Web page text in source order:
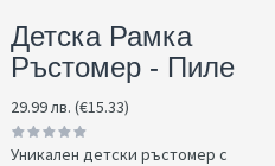
Детска Рамка
Ръстомер - Пиле
29.99 лв. (€15.33)
Уникален детски ръстомер с